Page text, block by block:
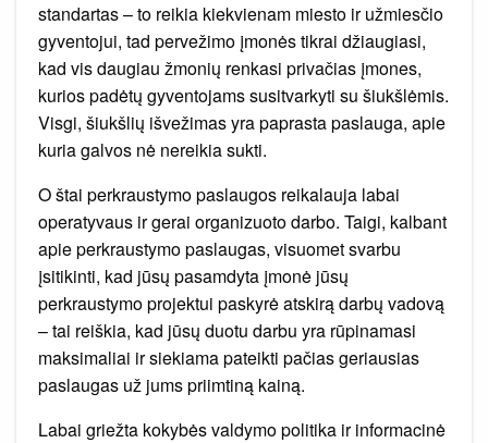
standartas – to reikia kiekvienam miesto ir užmiesčio
gyventojui, tad pervežimo įmonės tikrai džiaugiasi,
kad vis daugiau žmonių renkasi privačias įmones,
kurios padėtų gyventojams susitvarkyti su šiukšlėmis.
Visgi, šiukšlių išvežimas yra paprasta paslauga, apie
kuria galvos nė nereikia sukti.
O štai perkraustymo paslaugos reikalauja labai
operatyvaus ir gerai organizuoto darbo. Taigi, kalbant
apie perkraustymo paslaugas, visuomet svarbu
įsitikinti, kad jūsų pasamdyta įmonė jūsų
perkraustymo projektui paskyrė atskirą darbų vadovą
– tai reiškia, kad jūsų duotu darbu yra rūpinamasi
maksimaliai ir siekiama pateikti pačias geriausias
paslaugas už jums priimtiną kainą.
Labai griežta kokybės valdymo politika ir informacinė